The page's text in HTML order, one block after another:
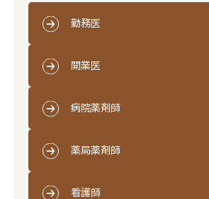
勤務医
開業医
病院薬剤師
薬局薬剤師
看護師